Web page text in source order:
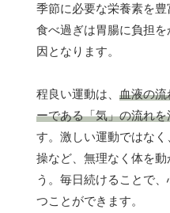
季節に必要な栄養素を豊
食べ過ぎは胃腸に負担
因となります。
程良い運動は、 血液の流
ーである「気」の流れ
す。激しい運動ではな
操など、無理なく体を
う。毎日続けることで
つことができます。